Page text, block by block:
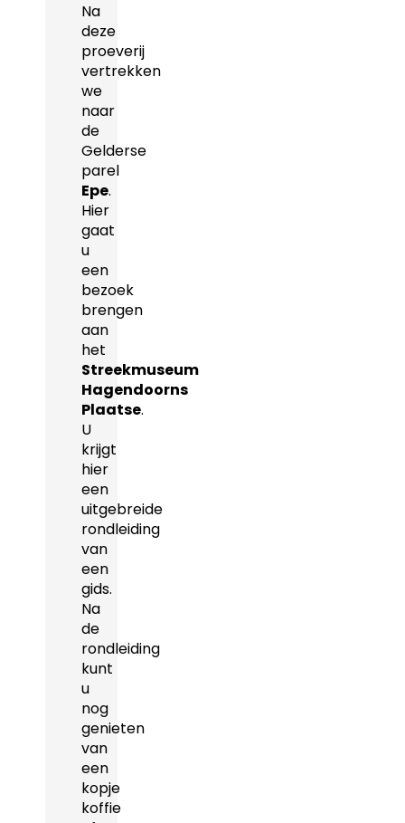
Na
deze
proeverij
vertrekken
we
naar
de
Gelderse
parel
Epe.
Hier
gaat
u
een
bezoek
brengen
aan
het
Streekmuseum
Hagendoorns
Plaatse.
U
krijgt
hier
een
uitgebreide
rondleiding
van
een
gids.
Na
de
rondleiding
kunt
u
nog
genieten
van
een
kopje
koffie